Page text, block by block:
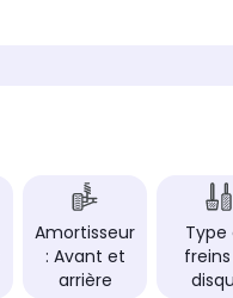
Amortisseur
: Avant et
arrière
Type
freins